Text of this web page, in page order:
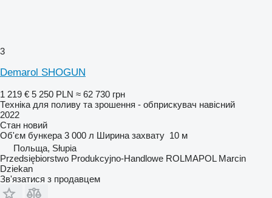
3
Demarol SHOGUN
1 219 € 5 250 PLN ≈ 62 730 грн
Техніка для поливу та зрошення - обприскувач навісний
2022
Стан новий
Об'єм бункера 3 000 л Ширина захвату 10 м
Польща, Słupia
Przedsiębiorstwo Produkcyjno-Handlowe ROLMAPOL Marcin
Dziekan
Зв'язатися з продавцем